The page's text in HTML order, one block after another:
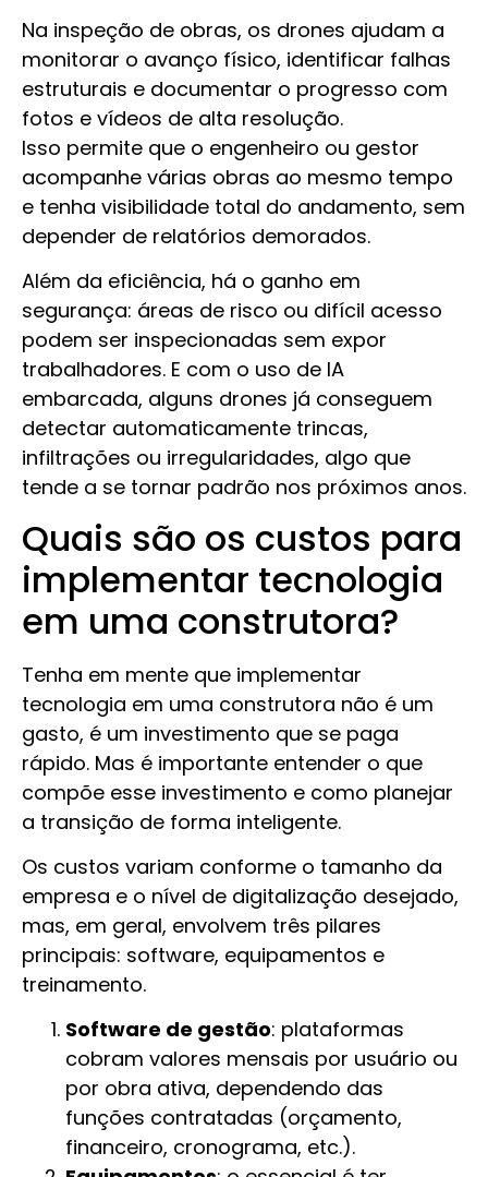
Na inspeção de obras, os drones ajudam a
monitorar o avanço físico, identificar falhas
estruturais e documentar o progresso com
fotos e vídeos de alta resolução.
Isso permite que o engenheiro ou gestor
acompanhe várias obras ao mesmo tempo
e tenha visibilidade total do andamento, sem
depender de relatórios demorados.
Além da eficiência, há o ganho em
segurança: áreas de risco ou difícil acesso
podem ser inspecionadas sem expor
trabalhadores. E com o uso de IA
embarcada, alguns drones já conseguem
detectar automaticamente trincas,
infiltrações ou irregularidades, algo que
tende a se tornar padrão nos próximos anos.
Quais são os custos para
implementar tecnologia
em uma construtora?
Tenha em mente que implementar
tecnologia em uma construtora não é um
gasto, é um investimento que se paga
rápido. Mas é importante entender o que
compõe esse investimento e como planejar
a transição de forma inteligente.
Os custos variam conforme o tamanho da
empresa e o nível de digitalização desejado,
mas, em geral, envolvem três pilares
principais: software, equipamentos e
treinamento.
Software de gestão: plataformas
cobram valores mensais por usuário ou
por obra ativa, dependendo das
funções contratadas (orçamento,
financeiro, cronograma, etc.).